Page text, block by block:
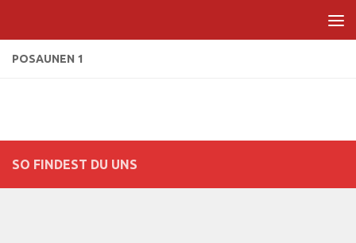
POSAUNEN 1
SO FINDEST DU UNS